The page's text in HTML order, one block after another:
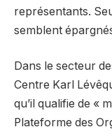
représentants.
semblent
Dans le secteur
Centre Karl
qu’il qualifie de «
Plateforme des